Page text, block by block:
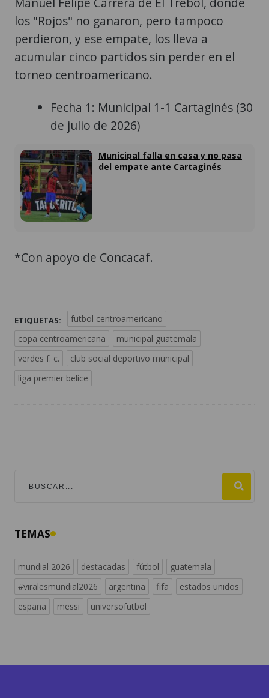
los "Rojos" no ganaron, pero tampoco
perdieron, y ese empate, los lleva a
acumular cinco partidos sin perder en el
torneo centroamericano.
Fecha 1: Municipal 1-1 Cartaginés (30
de julio de 2026)
Municipal falla en casa y no pasa
del empate ante Cartaginés
*Con apoyo de Concacaf.
ETIQUETAS:
futbol centroamericano
copa centroamericana
municipal guatemala
verdes f. c.
club social deportivo municipal
liga premier belice
TEMAS
mundial 2026 destacadas fútbol
guatemala
#viralesmundial2026
argentina fifa
estados unidos
españa
messi universofutbol